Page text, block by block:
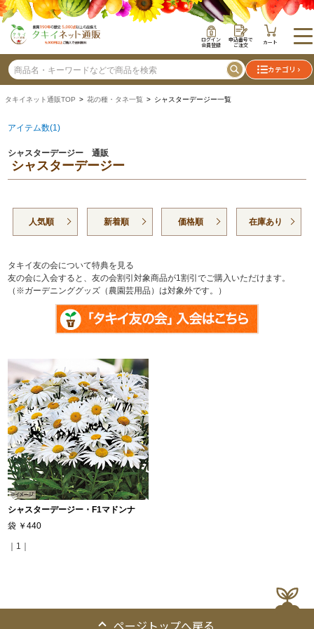
ログイン
会員登録
申込番号で
ご注文 カート
カテゴリ
タキイネット通販TOP > 花の種・タネ一覧 > シャスターデージー一覧
アイテム数(1)
シャスターデージー 通販
シャスターデージー
人気順 新着順 価格順 在庫あり
タキイ友の会について特典を見る
友の会に入会すると、友の会割引対象商品が1割引でご購入いただけます。
（※ガーデニンググッズ（農園芸用品）は対象外です。）
シャスターデージー・F1マドンナ
袋 ￥440
｜1｜
ページトップへ戻る